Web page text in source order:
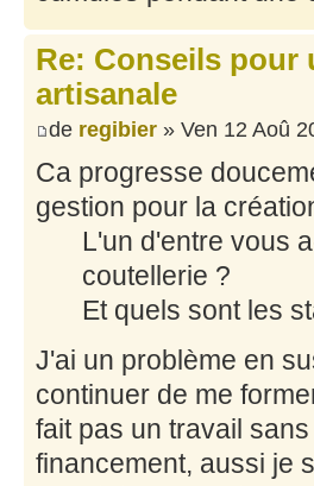
Re: Conseils pour
artisanale
de regibier » Ven 12 Aoû
Ca progresse
gestion pour la
L'un d'entre vous
coutellerie ?
Et quels sont les
J'ai un problème en
continuer de me
fait pas un travail
financement, aussi je